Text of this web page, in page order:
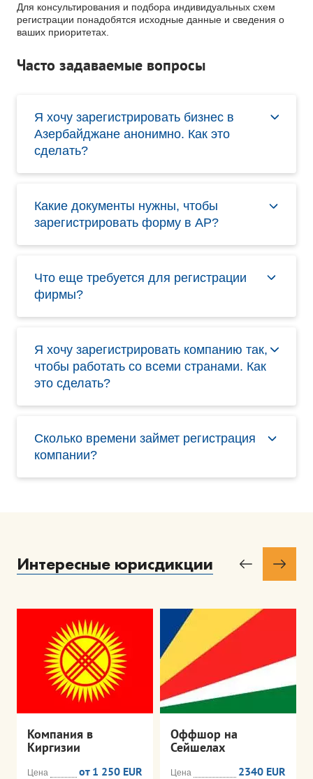
Для консультирования и подбора индивидуальных схем
регистрации понадобятся исходные данные и сведения о
ваших приоритетах.
часто задаваемые вопросы
Я хочу зарегистрировать бизнес в
Азербайджане анонимно. Как это
сделать?
Какие документы нужны, чтобы
зарегистрировать форму в АР?
Что еще требуется для регистрации
фирмы?
Я хочу зарегистрировать компанию так,
чтобы работать со всеми странами. Как
это сделать?
Сколько времени займет регистрация
компании?
Интересные юрисдикции
Компания в
Киргизии
Цена от 1 250 EUR
Оффшор на
Сейшелах
Цена 2340 EUR